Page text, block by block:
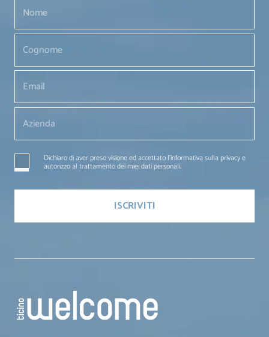
Dichiaro di aver preso visione ed accettato l'informativa sulla privacy e
autorizzo al trattamento dei miei dati personali.